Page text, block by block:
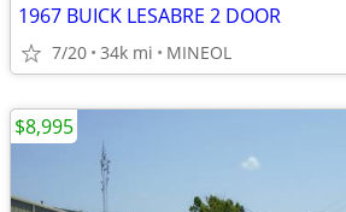
1967 BUICK LESABRE 2 DOOR
7/20 34k mi MINEOL
$8,995